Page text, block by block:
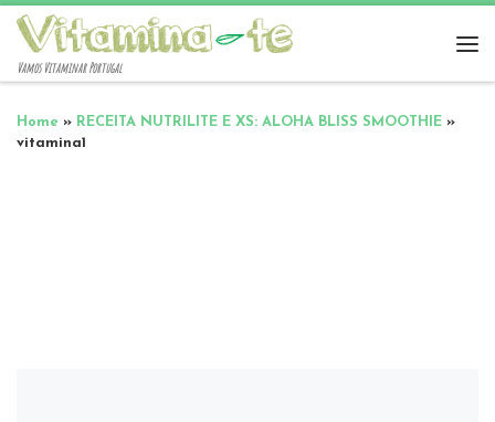
Vamos Vitaminar Portugal
Home » RECEITA NUTRILITE E XS: ALOHA BLISS SMOOTHIE »
vitamina1